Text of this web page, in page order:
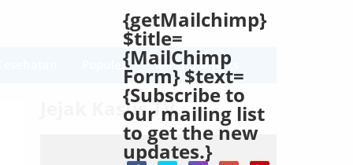
{getMailchimp}
$title=
{MailChimp
Form} $text=
{Subscribe to
our mailing list
to get the new
updates.}
Populer Beli Tribunnexs
Jejak Kasus TV